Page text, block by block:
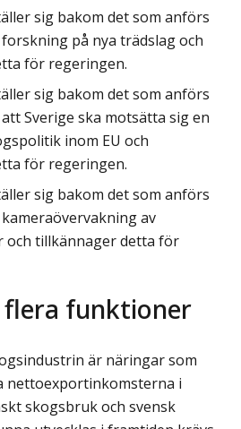
sig bakom det som anförs
på nya trädslag och
för regeringen.
sig bakom det som anförs
Sverige ska motsätta sig en
inom EU och
för regeringen.
sig bakom det som anförs
av
och tillkännager detta för
flera funktioner
är näringar som
nettoexportinkomsterna i
skogsbruk och svensk